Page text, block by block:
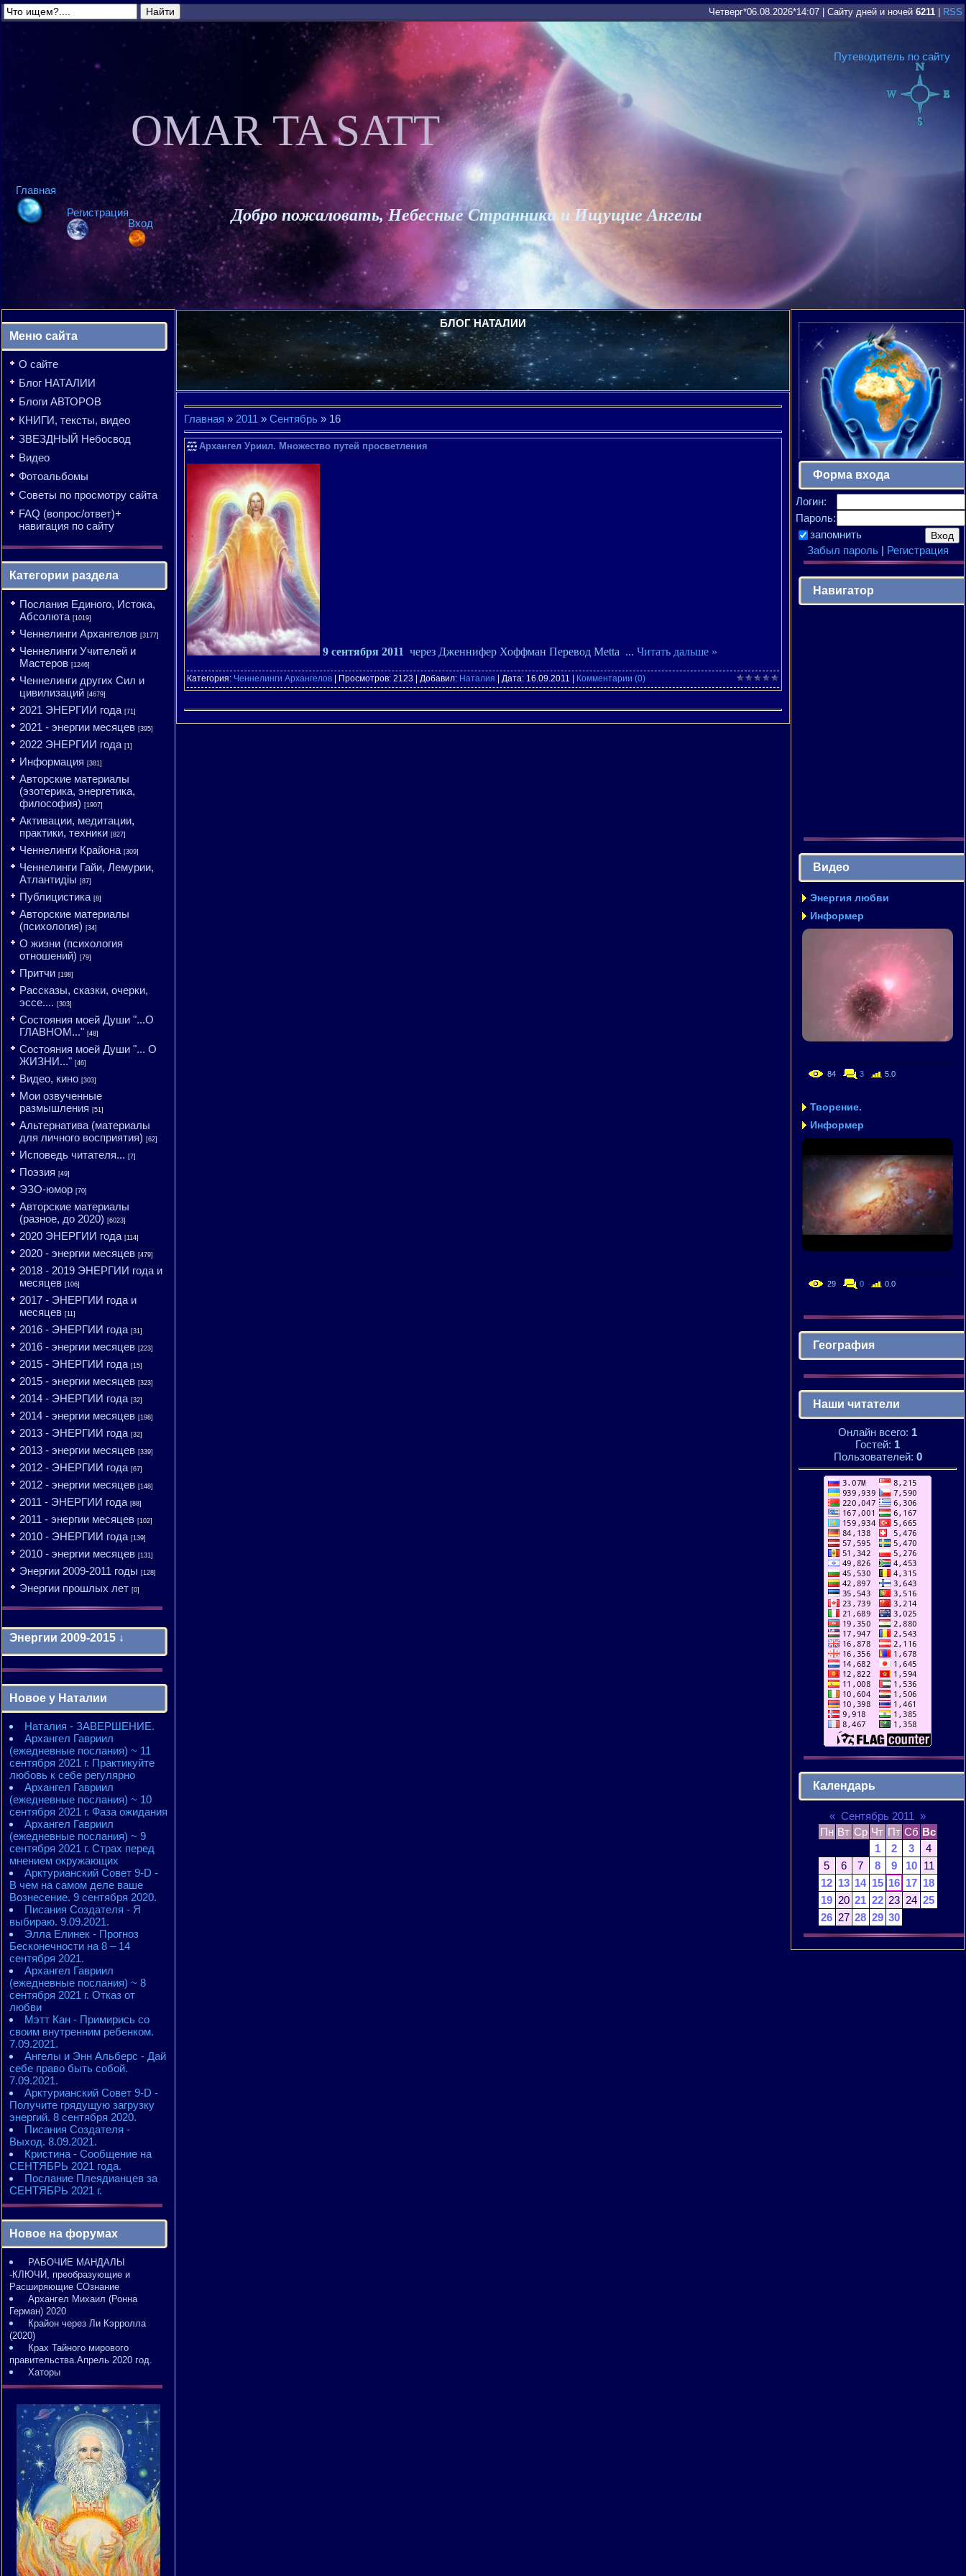
Четверг*06.08.2026*14:07 Сайту дней и ночей 6211 RSS
Путеводитель по сайту
Главная
Регистрация
Вход
OMAR TA SATT
Добро пожаловать, Небесные Странники и Ищущие Ангелы
Меню сайта
О сайте
Блог НАТАЛИИ
Блоги АВТОРОВ
КНИГИ, тексты, видео
ЗВЕЗДНЫЙ Небосвод
Видео
Фотоальбомы
Советы по просмотру сайта
FAQ (вопрос/ответ)+
навигация по сайту
Категории раздела
Послания Единого, Истока,
Абсолюта [1019]
Ченнелинги Архангелов [3177]
Ченнелинги Учителей и
Мастеров [1246]
Ченнелинги других Сил и
цивилизаций [4679]
2021 ЭНЕРГИИ года [71]
2021 - энергии месяцев [395]
2022 ЭНЕРГИИ года [1]
Информация [381]
Авторские материалы
(эзотерика, энергетика,
философия) [1907]
Активации, медитации,
практики, техники [827]
Ченнелинги Крайона [309]
Ченнелинги Гайи, Лемурии,
Атлантидіы [87]
Публицистика [8]
Авторские материалы
(психология) [34]
О жизни (психология
отношений) [79]
Притчи [198]
Рассказы, сказки, очерки,
эссе.... [303]
Состояния моей Души "...О
ГЛАВНОМ..." [48]
Состояния моей Души "... О
ЖИЗНИ..." [46]
Видео, кино [303]
Мои озвученные
размышления [51]
Альтернатива (материалы
для личного восприятия) [62]
Исповедь читателя... [7]
Поэзия [49]
ЭЗО-юмор [70]
Авторские материалы
(разное, до 2020) [6023]
2020 ЭНЕРГИИ года [114]
2020 - энергии месяцев [479]
2018 - 2019 ЭНЕРГИИ года и
месяцев [106]
2017 - ЭНЕРГИИ года и
месяцев [11]
2016 - ЭНЕРГИИ года [31]
2016 - энергии месяцев [223]
2015 - ЭНЕРГИИ года [15]
2015 - энергии месяцев [323]
2014 - ЭНЕРГИИ года [32]
2014 - энергии месяцев [198]
2013 - ЭНЕРГИИ года [32]
2013 - энергии месяцев [339]
2012 - ЭНЕРГИИ года [67]
2012 - энергии месяцев [148]
2011 - ЭНЕРГИИ года [88]
2011 - энергии месяцев [102]
2010 - ЭНЕРГИИ года [139]
2010 - энергии месяцев [131]
Энергии 2009-2011 годы [128]
Энергии прошлых лет [0]
Энергии 2009-2015 ↓
2010 - энергии месяцев
2010 - ЭНЕРГИИ года
2011 - энергии месяцев
2011 - ЭНЕРГИИ года
2012 - энергии месяцев
2012 - ЭНЕРГИИ года
2013 - энергии месяцев
2013 - ЭНЕРГИИ года
2014 - энергии месяцев
2014 - ЭНЕРГИИ года
2015 - энергии месяцев
2015 - ЭНЕРГИИ года
Новое у Наталии
Наталия - ЗАВЕРШЕНИЕ.
Архангел Гавриил
(ежедневные послания) ~ 11
сентября 2021 г. Практикуйте
любовь к себе регулярно
Архангел Гавриил
(ежедневные послания) ~ 10
сентября 2021 г. Фаза ожидания
Архангел Гавриил
(ежедневные послания) ~ 9
сентября 2021 г. Страх перед
мнением окружающих
Арктурианский Совет 9-D -
В чем на самом деле ваше
Вознесение. 9 сентября 2020.
Писания Создателя - Я
выбираю. 9.09.2021.
Элла Елинек - Прогноз
Бесконечности на 8 – 14
сентября 2021.
Архангел Гавриил
(ежедневные послания) ~ 8
сентября 2021 г. Отказ от
любви
Мэтт Кан - Примирись со
своим внутренним ребенком.
7.09.2021.
Ангелы и Энн Альберс - Дай
себе право быть собой.
7.09.2021.
Арктурианский Совет 9-D -
Получите грядущую загрузку
энергий. 8 сентября 2020.
Писания Создателя -
Выход. 8.09.2021.
Кристина - Сообщение на
СЕНТЯБРЬ 2021 года.
Послание Плеядианцев за
СЕНТЯБРЬ 2021 г.
Новое на форумах
РАБОЧИЕ МАНДАЛЫ
-КЛЮЧИ, преобразующие и
Расширяющие СОзнание
Архангел Михаил (Ронна
Герман) 2020
Крайон через Ли Кэрролла
(2020)
Крах Тайного мирового
правительства.Апрель 2020 год.
Хаторы
БЛОГ НАТАЛИИ
Главная » 2011 » Сентябрь » 16
Архангел Уриил. Множество путей просветления
9 сентября 2011 через Дженнифер Хоффман Перевод Metta ... Читать дальше »
Категория: Ченнелинги Архангелов | Просмотров: 2123 | Добавил: Наталия | Дата: 16.09.2011 | Комментарии (0)
Форма входа
Логин:
Пароль:
запомнить
Забыл пароль| Регистрация
Навигатор
Видео
Энергия любви
Информер
84 3 5.0
Творение.
Информер
29 0 0.0
География
Наши читатели
Онлайн всего: 1
Гостей: 1
Пользователей: 0
Календарь
« Сентябрь 2011 »
Пн Вт Ср Чт Пт Сб Вс
1
2 3
4
5
6 7 8 9 10
11
12 13 14 15 16 17 18
19 20 21 22 23 24 25
26 27 28 29 30